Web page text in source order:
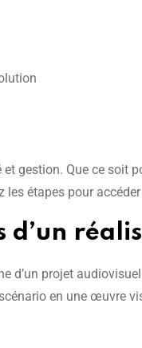
gestion. Que ce soit
étapes pour
d’un
d’un projet
en une œuvre